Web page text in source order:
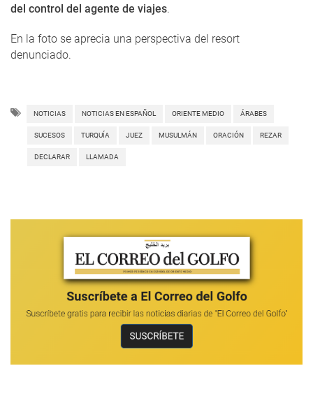
del control del agente de viajes.
En la foto se aprecia una perspectiva del resort
denunciado.
NOTICIAS NOTICIAS EN ESPAÑOL ORIENTE MEDIO ÁRABES
SUCESOS TURQUÍA JUEZ MUSULMÁN ORACIÓN REZAR
DECLARAR LLAMADA